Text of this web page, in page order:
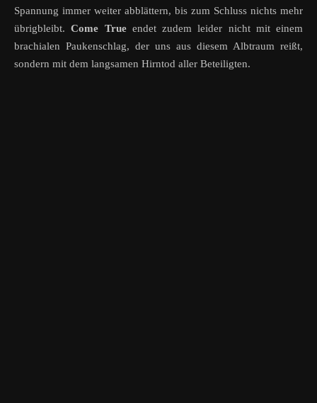
Spannung immer weiter abblättern, bis zum Schluss nichts mehr
übrigbleibt.Come Trueendet zudem leider nicht mit einem
brachialen Paukenschlag, der uns aus diesem Albtraum reißt,
sondern mit dem langsamen Hirntod aller Beteiligten.